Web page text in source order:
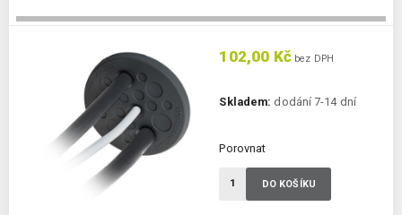
102,00 Kč bez DPH
Skladem: dodání 7-14 dní
Porovnat
DO KOŠÍKU